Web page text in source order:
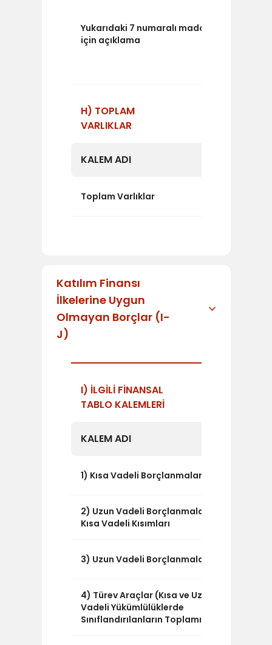
Yukarıdaki 7 numaralı madde
için açıklama
H) TOPLAM
VARLIKLAR
KALEM ADI
Toplam Varlıklar
Katılım Finansı
İlkelerine Uygun
Olmayan Borçlar (I-
J)
I) İLGİLİ FİNANSAL
TABLO KALEMLERİ
KALEM ADI
1) Kısa Vadeli Borçlanmalar
2) Uzun Vadeli Borçlanmaların
Kısa Vadeli Kısımları
3) Uzun Vadeli Borçlanmalar
4) Türev Araçlar (Kısa ve Uzun
Vadeli Yükümlülüklerde
Sınıflandırılanların Toplamı)